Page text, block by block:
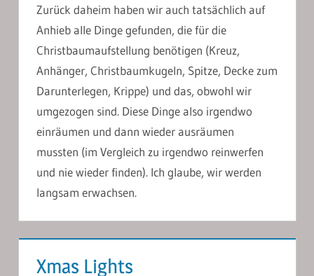
Zurück daheim haben wir auch tatsächlich auf
Anhieb alle Dinge gefunden, die für die
Christbaumaufstellung benötigen (Kreuz,
Anhänger, Christbaumkugeln, Spitze, Decke zum
Darunterlegen, Krippe) und das, obwohl wir
umgezogen sind. Diese Dinge also irgendwo
einräumen und dann wieder ausräumen
mussten (im Vergleich zu irgendwo reinwerfen
und nie wieder finden). Ich glaube, wir werden
langsam erwachsen.
Xmas Lights